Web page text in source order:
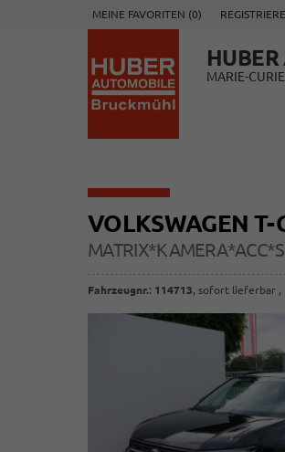
MEINE FAVORITEN (0)
MARIE-
VOLKSWAGEN T-
Fahrzeugnr.: 114713, sofort lieferbar ,